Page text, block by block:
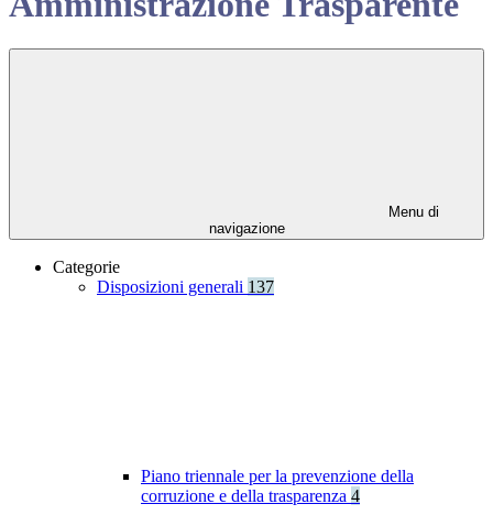
Menu di
navigazione
Categorie
Disposizioni generali 137
Piano triennale per la prevenzione della
corruzione e della trasparenza 4